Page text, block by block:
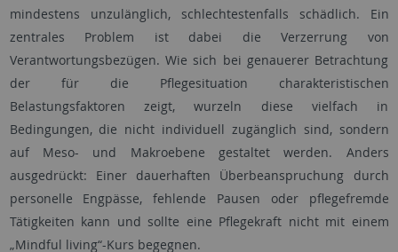
mindestens unzulänglich, schlechtestenfalls schädlich. Ein
zentrales Problem ist dabei die Verzerrung von
Verantwortungsbezügen. Wie sich bei genauerer Betrachtung
der für die Pflegesituation charakteristischen
Belastungsfaktoren zeigt, wurzeln diese vielfach in
Bedingungen, die nicht individuell zugänglich sind, sondern
auf Meso- und Makroebene gestaltet werden. Anders
ausgedrückt: Einer dauerhaften Überbeanspruchung durch
personelle Engpässe, fehlende Pausen oder pflegefremde
Tätigkeiten kann und sollte eine Pflegekraft nicht mit einem
„Mindful living“-Kurs begegnen.